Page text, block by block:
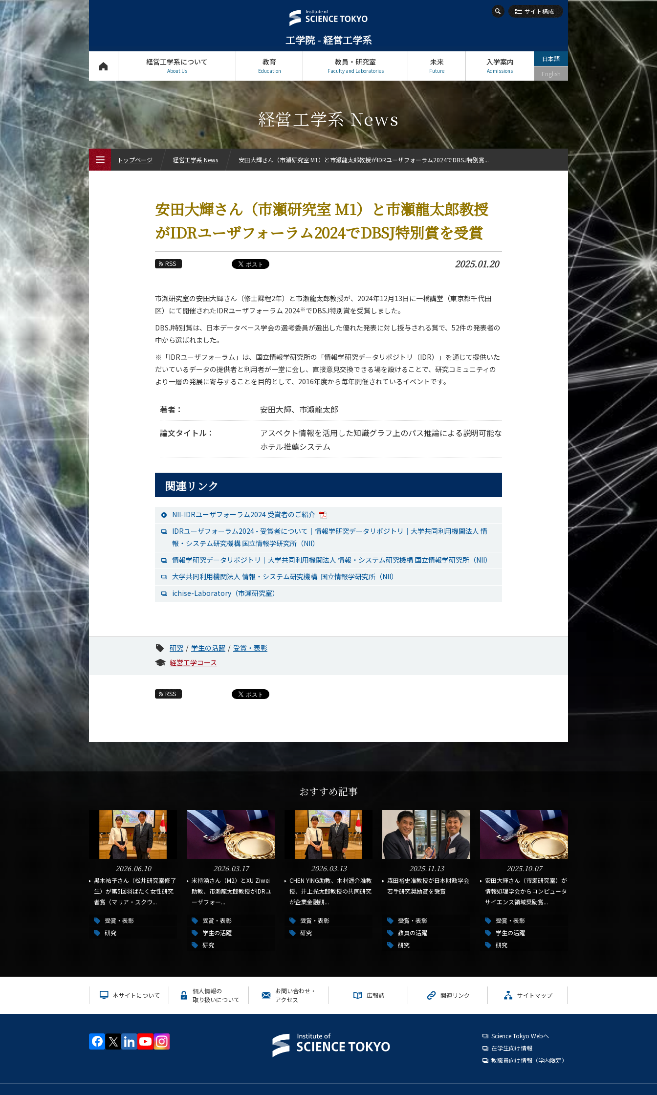
工学院 - 経営工学系
サイト構成
経営工学系について
About Us
教育
Education
教員・研究室
Faculty and Laboratories
未来
Future
入学案内
Admissions
日本語
English
経営工学系 News
安田大輝さん（市瀬研究室 M1）と市瀬龍太郎教授
がIDRユーザフォーラム2024でDBSJ特別賞を受賞
RSS 2025.01.20
市瀬研究室の安田大輝さん（修士課程2年）と市瀬龍太郎教授が、2024年12月13日に一橋講堂（東京都千代田
区）にて開催されたIDRユーザフォーラム 2024※でDBSJ特別賞を受賞しました。
DBSJ特別賞は、日本データベース学会の選考委員が選出した優れた発表に対し授与される賞で、52件の発表者の
中から選ばれました。
※「IDRユーザフォーラム」は、国立情報学研究所の「情報学研究データリポジトリ（IDR）」を通じて提供いた
だいているデータの提供者と利用者が一堂に会し、直接意見交換できる場を設けることで、研究コミュニティの
より一層の発展に寄与することを目的として、2016年度から毎年開催されているイベントです。
著者：
安田大輝、市瀬龍太郎
論文タイトル：
アスペクト情報を活用した知識グラフ上のパス推論による説明可能な
ホテル推薦システム
関連リンク
NII-IDRユーザフォーラム2024 受賞者のご紹介
IDRユーザフォーラム2024 - 受賞者について｜情報学研究データリポジトリ｜大学共同利用機関法人 情
報・システム研究機構 国立情報学研究所（NII）
情報学研究データリポジトリ｜大学共同利用機関法人 情報・システム研究機構 国立情報学研究所（NII）
大学共同利用機関法人 情報・システム研究機構 国立情報学研究所（NII）
ichise-Laboratory（市瀬研究室）
研究 学生の活躍
受賞・表彰
経営工学コース
RSS
おすすめ記事
2026.06.10
黒木祐子さん（松井研究室修了
生）が第5回羽ばたく女性研究
者賞（マリア・スクウ...
受賞・表彰
研究
2026.03.17
米持湧さん（M2）とXU Ziwei
助教、市瀬龍太郎教授がIDRユ
ーザフォー...
受賞・表彰
学生の活躍
研究
2026.03.13
CHEN YING助教、木村遥介准教
授、井上光太郎教授の共同研究
が企業金融研...
受賞・表彰
研究
2025.11.13
森田裕史准教授が日本財政学会
若手研究奨励賞を受賞
受賞・表彰
教員の活躍
研究
2025.10.07
安田大輝さん（市瀬研究室）が
情報処理学会からコンピュータ
サイエンス領域奨励賞...
受賞・表彰
学生の活躍
研究
本サイトについて
個人情報の
取り扱いについて
お問い合わせ・
アクセス
広報誌 関連リンク サイトマップ
Science Tokyo Webヘ
在学生向け情報
教職員向け情報（学内限定）
トップページ 経営工学系 News 安田大輝さん（市瀬研究室 M1）と市瀬龍太郎教授がIDRユーザフォーラム2024でDBSJ特別賞...
経営工学系について